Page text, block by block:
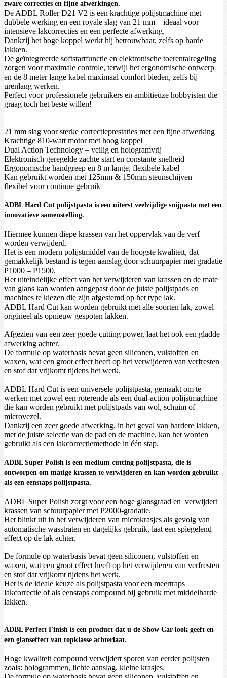
zware correcties en fijne afwerkingen.
De ADBL Roller D21 V2 is een krachtige polijstmachine met
dubbele werking en een royale slag van 21 mm – ideaal voor
intensieve lakcorrecties en een perfecte afwerking.
Dankzij het hoge koppel werkt hij betrouwbaar, zelfs op harde
lakken.
De geïntegreerde softstartfunctie en elektronische toerentalregeling
zorgen voor maximale controle, terwijl het ergonomische ontwerp
en de 8 meter lange kabel maximaal comfort bieden, zelfs bij
urenlang werken.
Perfect voor professionele gebruikers en ambitieuze hobbyisten die
graag toch het beste willen!
21 mm slag voor sterke correctieprestaties met een fijne afwerking
Krachtige 810-watt motor met hoog koppel
Dual Action Technology – veilig en hologramvrij
Elektronisch geregelde zachte start en constante snelheid
Ergonomische handgreep en 8 m lange, flexibele kabel
Kan gebruikt worden met 125mm & 150mm steunschijven –
flexibel voor continue gebruik
ADBL Hard Cut polijstpasta is een uiterst veelzijdige snijpasta met een
innovatieve samenstelling.
Hiermee kunnen diepe krassen van het oppervlak van de verf
worden verwijderd.
Het is een modern polijstmiddel van de hoogste kwaliteit, dat
gemakkelijk bestand is tegen aanslag door schuurpapier met gradatie
P1000 – P1500.
Het uiteindelijke effect van het verwijderen van krassen en de mate
van glans kan worden aangepast door de juiste polijstpads en
machines te kiezen die zijn afgestemd op het type lak.
ADBL Hard Cut kan worden gebruikt met alle soorten lak, zowel
origineel als opnieuw gespoten lakken.
Afgezien van een zeer goede cutting power, laat het ook een gladde
afwerking achter.
De formule op waterbasis bevat geen siliconen, vulstoffen en
waxen, wat een groot effect heeft op het verwijderen van verfresten
en stof dat vrijkomt tijdens het werk.
ADBL Hard Cut is een universele polijstpasta, gemaakt om te
werken met zowel een roterende als een dual-action polijstmachine
die kan worden gebruikt met polijstpads van wol, schuim of
microvezel.
Dankzij een zeer goede afwerking, in het geval van hardere lakken,
met de juiste selectie van de pad en de machine, kan het worden
gebruikt als een lakcorrectiemethode in één stap.
ADBL Super Polish is een medium cutting polijstpasta, die is
ontworpen om matige krassen te verwijderen en kan worden gebruikt
als een eenstaps polijstpasta.
ADBL Super Polish zorgt voor een hoge glansgraad en verwijdert
krassen van schuurpapier met P2000-gradatie.
Het blinkt uit in het verwijderen van microkrasjes als gevolg van
automatische wasstraten en dagelijks gebruik, laat een spiegelend
effect op de lak achter.
De formule op waterbasis bevat geen siliconen, vulstoffen en
waxen, wat een groot effect heeft op het verwijderen van verfresten
en stof dat vrijkomt tijdens het werk.
Het is de ideale keuze als polijstpasta voor een meertraps
lakcorrectie of als eenstaps compound bij gebruik met middelharde
lakken.
ADBL Perfect Finish is een product dat u de Show Car-look geeft en
een glanseffect van topklasse achterlaat.
Hoge kwaliteit compound verwijdert sporen van eerder polijsten
zoals: hologrammen, lichte aanslag, kleine krasjes.